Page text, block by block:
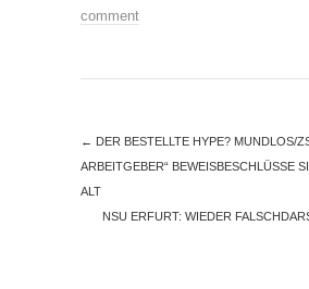
comment
← DER BESTELLTE HYPE? MUNDLOS/
ARBEITGEBER“ BEWEISBESCHLÜSSE
ALT
NSU ERFURT: WIEDER